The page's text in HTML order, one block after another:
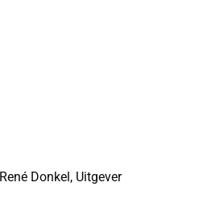
René Donkel, Uitgever